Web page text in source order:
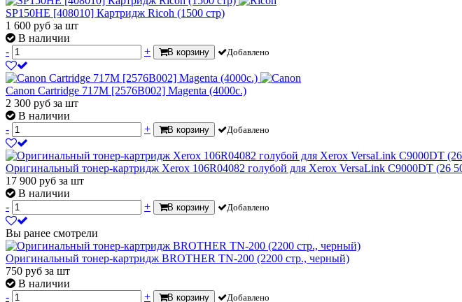
SP150HE [408010] Картридж Ricoh (1500 стр)
1 600 руб за шт
В наличии
-
+ В корзину Добавлено
Canon Cartridge 717M [2576B002] Magenta (4000с.)
2 300 руб за шт
В наличии
-
+ В корзину Добавлено
Оригинальный тонер-картридж Xerox 106R04082 голубой для Xerox VersaLink C9000DT (26
17 900 руб за шт
В наличии
-
+ В корзину Добавлено
Вы ранее смотрели
Оригинальный тонер-картридж BROTHER TN-200 (2200 стр., черный)
750 руб за шт
В наличии
-
+ В корзину Добавлено